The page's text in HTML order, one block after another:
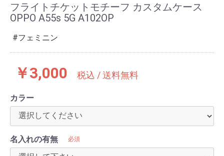
フライトチケットモチーフ カスタムケース
OPPO A55s 5G A102OP
フェミニン
￥3,000 税込 / 送料無料
カラー
名入れの有無 必須